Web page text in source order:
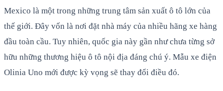
Mexico là một trong những trung tâm sản xuất ô tô lớn của
thế giới. Đây vốn là nơi đặt nhà máy của nhiều hãng xe hàng
đầu toàn cầu. Tuy nhiên, quốc gia này gần như chưa từng sở
hữu những thương hiệu ô tô nội địa đáng chú ý. Mẫu xe điện
Olinia Uno mới được kỳ vọng sẽ thay đổi điều đó.